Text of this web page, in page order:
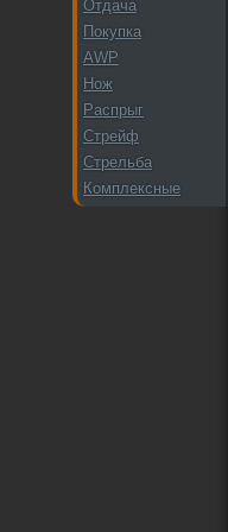
Отдача
Покупка
AWP
Нож
Распрыг
Стрейф
Стрельба
Комплексные